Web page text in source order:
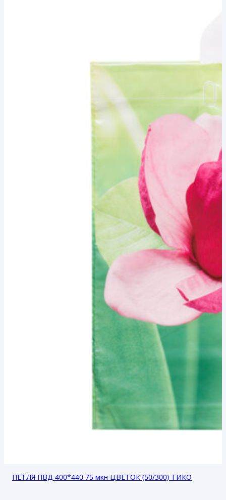
ПЕТЛЯ ПВД 400*440 75 мкн ЦВЕТОК (50/300) ТИКО